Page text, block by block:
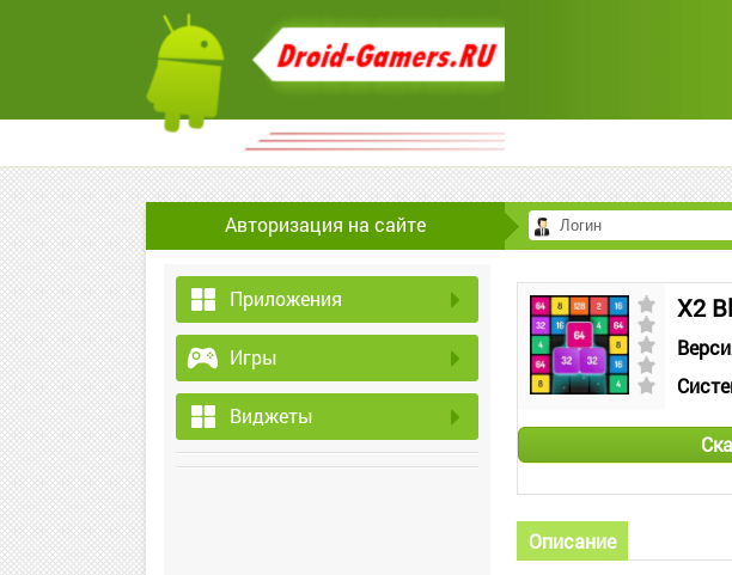
Авторизация на сайте
Приложения
Игры
Виджеты
X2
Описание